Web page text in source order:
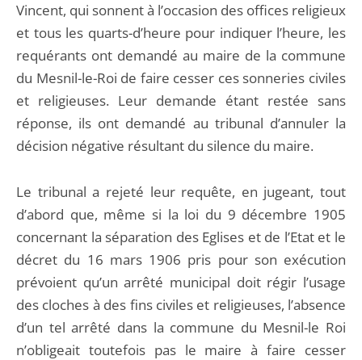
Vincent, qui sonnent à l’occasion des offices religieux
et tous les quarts-d’heure pour indiquer l’heure, les
requérants ont demandé au maire de la commune
du Mesnil-le-Roi de faire cesser ces sonneries civiles
et religieuses. Leur demande étant restée sans
réponse, ils ont demandé au tribunal d’annuler la
décision négative résultant du silence du maire.
Le tribunal a rejeté leur requête, en jugeant, tout
d’abord que, même si la loi du 9 décembre 1905
concernant la séparation des Eglises et de l’Etat et le
décret du 16 mars 1906 pris pour son exécution
prévoient qu’un arrêté municipal doit régir l’usage
des cloches à des fins civiles et religieuses, l’absence
d’un tel arrêté dans la commune du Mesnil-le Roi
n’obligeait toutefois pas le maire à faire cesser